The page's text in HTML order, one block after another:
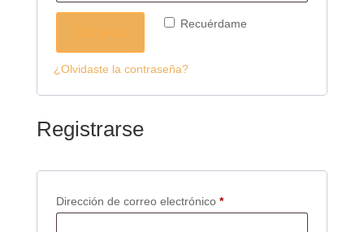
Recuérdame
¿Olvidaste la contraseña?
Registrarse
Dirección de correo electrónico *Obligatorio